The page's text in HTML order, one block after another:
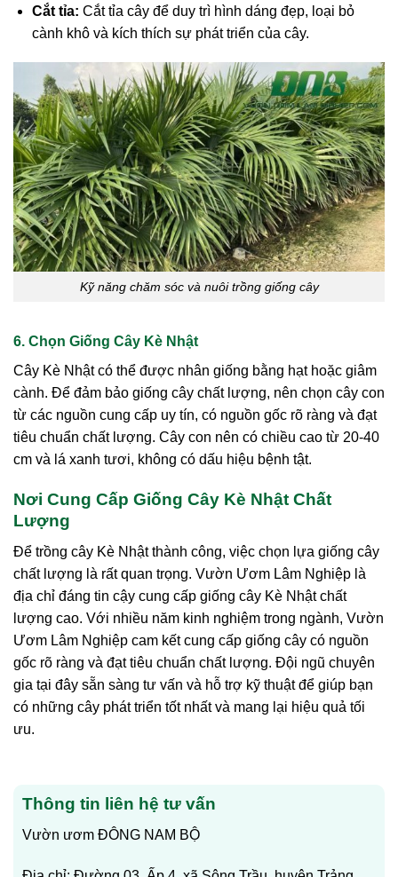
Cắt tỉa: Cắt tỉa cây để duy trì hình dáng đẹp, loại bỏ
cành khô và kích thích sự phát triển của cây.
Kỹ năng chăm sóc và nuôi trồng giống cây
6. Chọn Giống Cây Kè Nhật
Cây Kè Nhật có thể được nhân giống bằng hạt hoặc giâm
cành. Để đảm bảo giống cây chất lượng, nên chọn cây con
từ các nguồn cung cấp uy tín, có nguồn gốc rõ ràng và đạt
tiêu chuẩn chất lượng. Cây con nên có chiều cao từ 20-40
cm và lá xanh tươi, không có dấu hiệu bệnh tật.
Nơi Cung Cấp Giống Cây Kè Nhật Chất
Lượng
Để trồng cây Kè Nhật thành công, việc chọn lựa giống cây
chất lượng là rất quan trọng. Vườn Ươm Lâm Nghiệp là
địa chỉ đáng tin cậy cung cấp giống cây Kè Nhật chất
lượng cao. Với nhiều năm kinh nghiệm trong ngành, Vườn
Ươm Lâm Nghiệp cam kết cung cấp giống cây có nguồn
gốc rõ ràng và đạt tiêu chuẩn chất lượng. Đội ngũ chuyên
gia tại đây sẵn sàng tư vấn và hỗ trợ kỹ thuật để giúp bạn
có những cây phát triển tốt nhất và mang lại hiệu quả tối
ưu.
Thông tin liên hệ tư vấn
Vườn ươm ĐÔNG NAM BỘ